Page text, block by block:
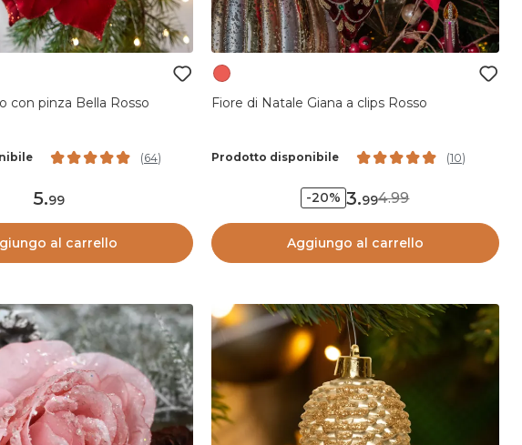
con pinza Bella Rosso
(64)
5.99
al carrello
Fiore di Natale Giana a clips Rosso
Prodotto disponibile (10)
-20% 3.994.99
Aggiungo al carrello